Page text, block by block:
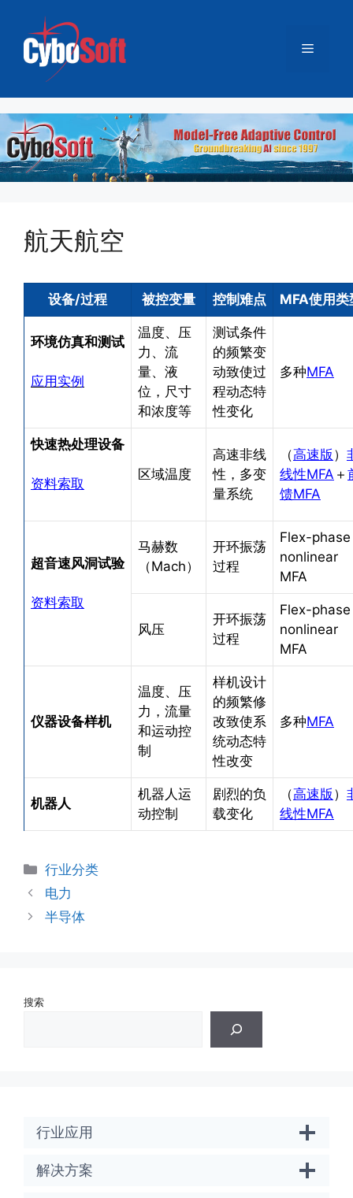
菜
单
航天航空
设备/过程 被控变量 控制难点 MFA使用类
环境仿真和测试
应用实例
温度、压
力、流
量、液
位，尺寸
和浓度等
测试条件
的频繁变
动致使过
程动态特
性变化
多种MFA
快速热处理设备
资料索取
区域温度
高速非线
性，多变
量系统
（高速版 ）
线性MFA ＋
馈MFA
超音速风洞试验
资料索取
马赫数
（Mach）
开环振荡
过程
Flex-phase
nonlinear
MFA
风压
开环振荡
过程
Flex-phase
nonlinear
MFA
仪器设备样机
温度、压
力，流量
和运动控
制
样机设计
的频繁修
改致使系
统动态特
性改变
多种MFA
机器人
机器人运
动控制
剧烈的负
载变化
（高速版 ）
线性MFA
分
类
行业分类
电力
半导体
搜索
行业应用
解决方案